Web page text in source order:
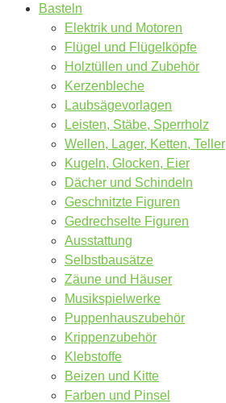
Basteln
Elektrik und Motoren
Flügel und Flügelköpfe
Holztüllen und Zubehör
Kerzenbleche
Laubsägevorlagen
Leisten, Stäbe, Sperrholz
Wellen, Lager, Ketten, Teller
Kugeln, Glocken, Eier
Dächer und Schindeln
Geschnitzte Figuren
Gedrechselte Figuren
Ausstattung
Selbstbausätze
Zäune und Häuser
Musikspielwerke
Puppenhauszubehör
Krippenzubehör
Klebstoffe
Beizen und Kitte
Farben und Pinsel